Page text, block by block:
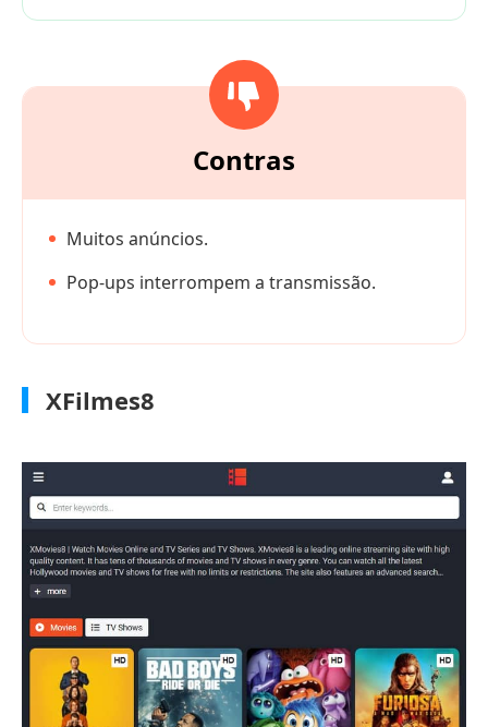
Contras
Muitos anúncios.
Pop-ups interrompem a transmissão.
XFilmes8